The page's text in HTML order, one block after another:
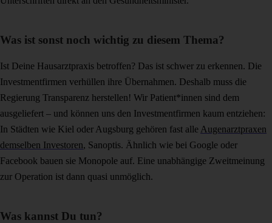
Was ist sonst noch wichtig zu diesem Thema?
Ist Deine Hausarztpraxis betroffen? Das ist schwer zu erkennen. Die
Investmentfirmen verhüllen ihre Übernahmen. Deshalb muss die
Regierung Transparenz herstellen! Wir Patient*innen sind dem
ausgeliefert – und können uns den Investmentfirmen kaum entziehen:
In Städten wie Kiel oder Augsburg gehören fast alle Augenarztpraxen
demselben Investoren, Sanoptis. Ähnlich wie bei Google oder
Facebook bauen sie Monopole auf. Eine unabhängige Zweitmeinung
zur Operation ist dann quasi unmöglich.
Was kannst Du tun?